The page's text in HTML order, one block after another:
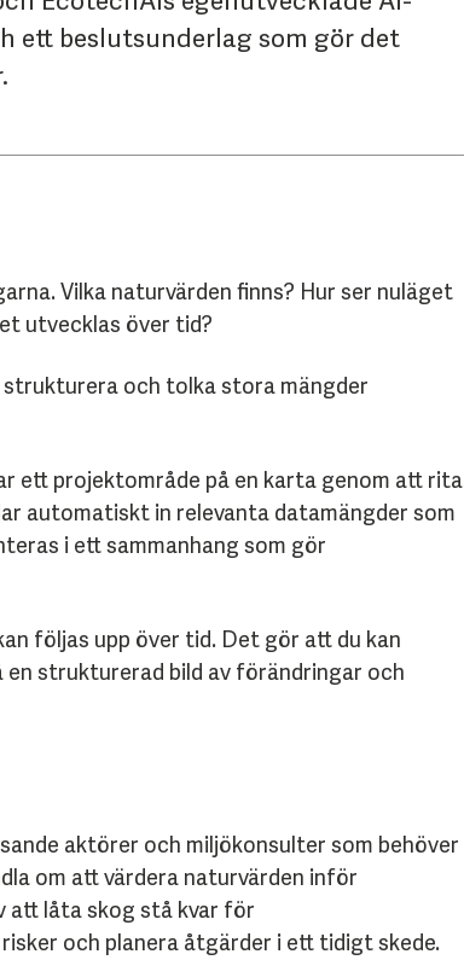
ett beslutsunderlag som gör det
Vilka naturvärden finns? Hur ser nuläget
utvecklas över tid?
strukturera och tolka stora mängder
ett projektområde på en karta genom att rita
automatiskt in relevanta datamängder som
i ett sammanhang som gör
följas upp över tid. Det gör att du kan
en strukturerad bild av förändringar och
aktörer och miljökonsulter som behöver
om att värdera naturvärden inför
att låta skog stå kvar för
och planera åtgärder i ett tidigt skede.